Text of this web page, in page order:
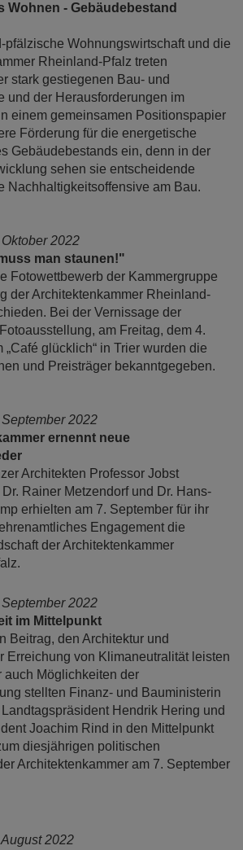
Wohnen - Gebäudebestand
pfälzische Wohnungswirtschaft und die
Rheinland-Pfalz treten
stark gestiegenen Bau- und
und der Herausforderungen im
einem gemeinsamen Positionspapier
Förderung für die energetische
Gebäudebestands ein, denn in der
sehen sie entscheidende
Nachhaltigkeitsoffensive am Bau.
2022
man staunen!"
Fotowettbewerb der Kammergruppe
der Architektenkammer Rheinland-
Bei der Vernissage der
am Freitag, dem 4.
„Café glücklich“ in Trier wurden die
und Preisträger bekanntgegeben.
2022
ernennt neue
Architekten Professor Jobst
Rainer Metzendorf und Dr. Hans-
erhielten am 7. September für ihr
Engagement die
der Architektenkammer
2022
im Mittelpunkt
Beitrag, den Architektur und
Erreichung von Klimaneutralität leisten
auch Möglichkeiten der
stellten Finanz- und Bauministerin
Hendrik Hering und
Joachim Rind in den Mittelpunkt
diesjährigen politischen
Architektenkammer am 7. September
August 2022